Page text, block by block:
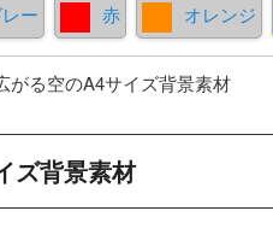
ー 赤 オレンジ
がる空のA4サイズ背景素材
ズ背景素材